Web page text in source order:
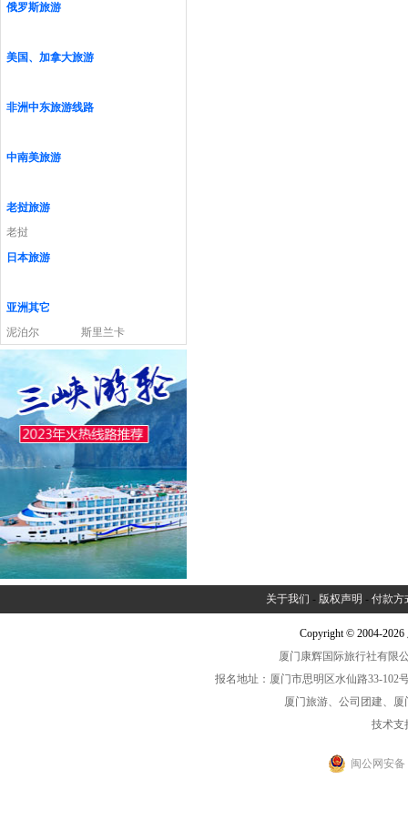
俄罗斯旅游
美国、加拿大旅游
非洲中东旅游线路
中南美旅游
老挝旅游
老挝
日本旅游
亚洲其它
泥泊尔
斯里兰卡
关于我们 - 版权声明 - 付款方
Copyright © 2004-
厦门康辉国际旅行社有限
报名地址：厦门市思明区水仙路33-102
厦门旅游、公司团建、
技术支
闽公网安备